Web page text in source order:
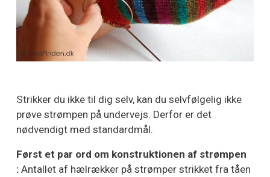
Strikker du ikke til dig selv, kan du selvfølgelig ikke
prøve strømpen på undervejs. Derfor er det
nødvendigt med standardmål.
Først et par ord om konstruktionen af strømpen
: Antallet af hælrækker på strømper strikket fra tåen